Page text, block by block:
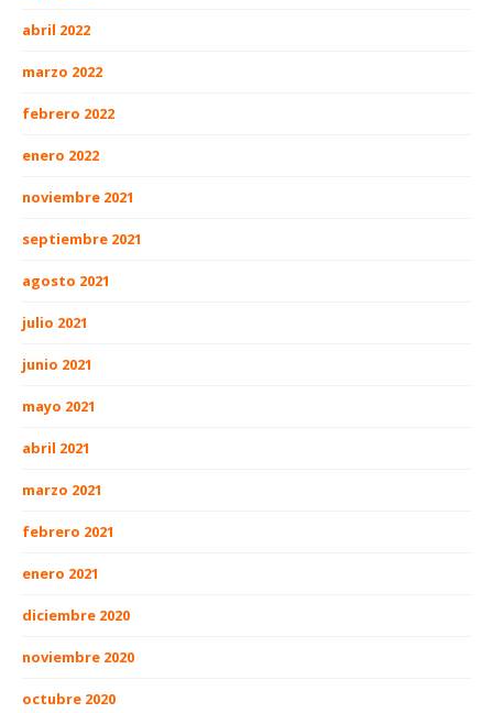
abril 2022
marzo 2022
febrero 2022
enero 2022
noviembre 2021
septiembre 2021
agosto 2021
julio 2021
junio 2021
mayo 2021
abril 2021
marzo 2021
febrero 2021
enero 2021
diciembre 2020
noviembre 2020
octubre 2020